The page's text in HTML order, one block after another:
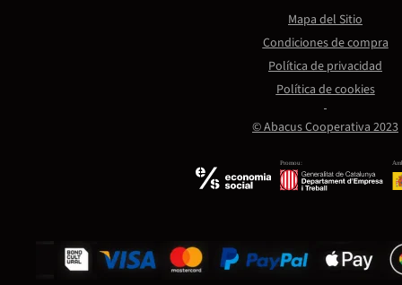
Promou:
© Abacus Cooperativa 2023
Mapa del Sitio
Condiciones de compra
Política de privacidad
Política de cookies